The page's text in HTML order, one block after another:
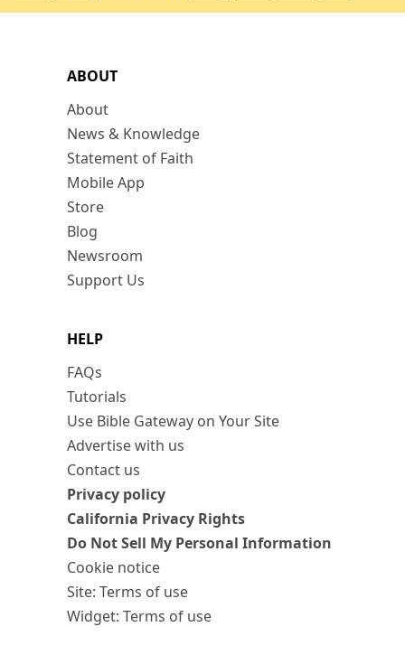
ABOUT
About
News & Knowledge
Statement of Faith
Mobile App
Store
Blog
Newsroom
Support Us
HELP
FAQs
Tutorials
Use Bible Gateway on Your Site
Advertise with us
Contact us
Privacy policy
California Privacy Rights
Do Not Sell My Personal Information
Cookie notice
Site: Terms of use
Widget: Terms of use